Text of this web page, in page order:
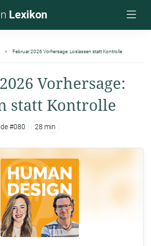
Lexikon
Februar 2026 Vorhersage: Loslassen statt Kontrolle
Vorhersage:
statt Kontrolle
#080 28 min